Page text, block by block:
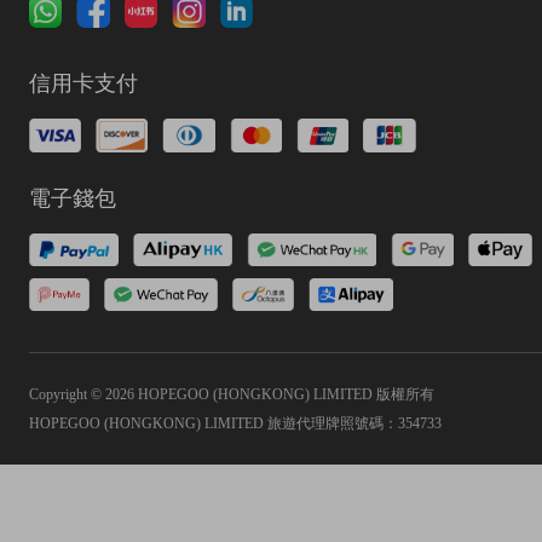
信用卡支付
電子錢包
Copyright © 2026 HOPEGOO (HONGKONG) LIMITED 版權所有
HOPEGOO (HONGKONG) LIMITED 旅遊代理牌照號碼：354733